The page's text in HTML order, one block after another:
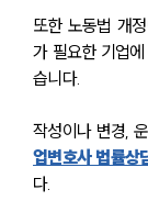
또한 노동법 개
가 필요한 기업
습니다.
작성이나 변경,
업변호사 법률상
다.